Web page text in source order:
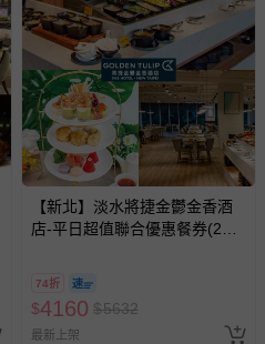
【新北】淡水將捷金鬱金香酒
店-平日超值聯合優惠餐券(2張
74折
$4160 $5632
最新上架